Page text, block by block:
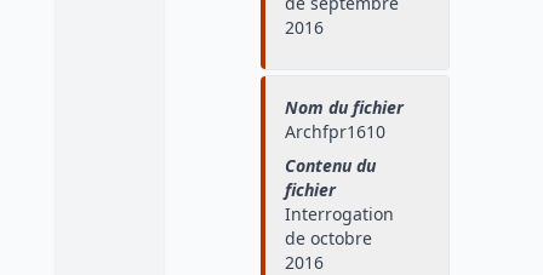
2016
Nom du fichier
Archfpr1610
Contenu du
fichier
Interrogation
de octobre
2016